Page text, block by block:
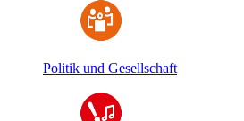
Politik und Gesellschaft